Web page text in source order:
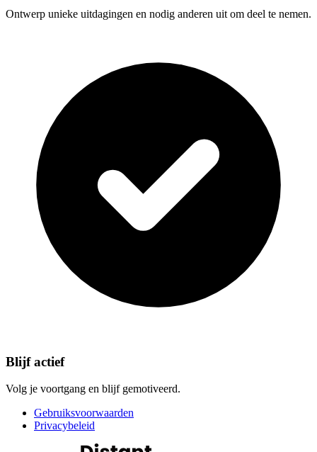
Ontwerp unieke uitdagingen en nodig anderen uit om deel te nemen.
Blijf actief
Volg je voortgang en blijf gemotiveerd.
Gebruiksvoorwaarden
Privacybeleid